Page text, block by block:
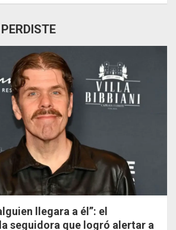
llegara a él”: el
seguidora que logró alertar a